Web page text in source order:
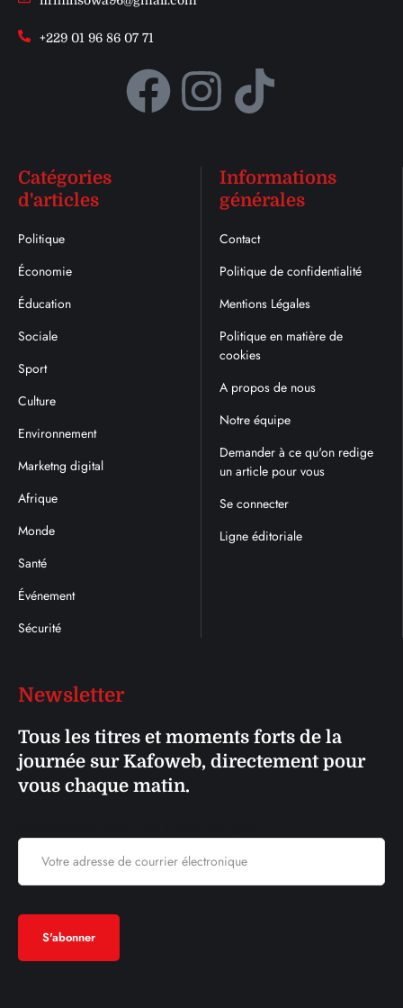
+229 01 96 86 07 71
Catégories
d'articles
Politique
Économie
Éducation
Sociale
Sport
Culture
Environnement
Marketng digital
Afrique
Monde
Santé
Événement
Sécurité
Informations
générales
Contact
Politique de confidentialité
Mentions Légales
Politique en matière de
cookies
A propos de nous
Notre équipe
Demander à ce qu'on redige
un article pour vous
Se connecter
Ligne éditoriale
Newsletter
Tous les titres et moments forts de la
journée sur Kafoweb, directement pour
vous chaque matin.